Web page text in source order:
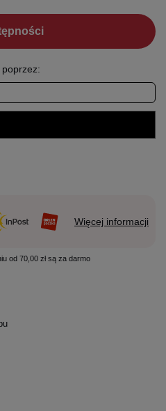
Więcej informacji
od 70,00 zł są za darmo